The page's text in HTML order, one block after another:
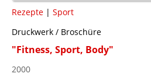
Rezepte | Sport
Druckwerk / Broschüre
"Fitness, Sport, Body"
2000